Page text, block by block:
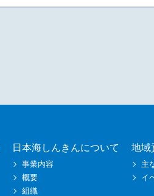
日本海しんきんについて
事業内容
概要
組織
地域
主
イ